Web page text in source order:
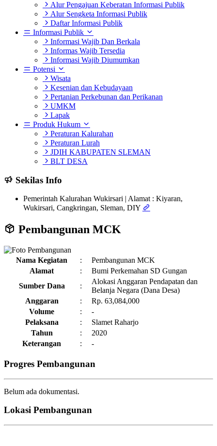
Alur Pengajuan Keberatan Informasi Publik
Alur Sengketa Informasi Publik
Daftar Informasi Publik
Informasi Publik
Informasi Wajib Dan Berkala
Informas Wajib Tersedia
Informasi Wajib Diumumkan
Potensi
Wisata
Kesenian dan Kebudayaan
Pertanian Perkebunan dan Perikanan
UMKM
Lapak
Produk Hukum
Peraturan Kalurahan
Peraturan Lurah
JDIH KABUPATEN SLEMAN
BLT DESA
Sekilas Info
Pemerintah Kalurahan Wukirsari | Alamat : Kiyaran,
Wukirsari, Cangkringan, Sleman, DIY
Pembangunan MCK
Nama Kegiatan :
Pembangunan MCK
Alamat
:
Bumi Perkemahan SD Gungan
Sumber Dana
:
Alokasi Anggaran Pendapatan dan
Belanja Negara (Dana Desa)
Anggaran
:
Rp. 63,084,000
Volume
:
-
Pelaksana
:
Slamet Raharjo
Tahun
:
2020
Keterangan
: -
Progres Pembangunan
Belum ada dokumentasi.
Lokasi Pembangunan
Leaflet|© OpenStreetMap|OpenSID